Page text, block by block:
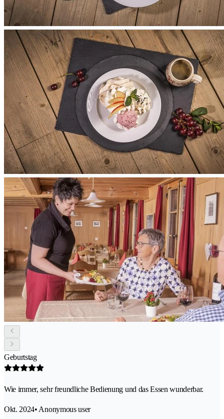
Geburtstag
Wie immer, sehr freundliche Bedienung und das Essen wunderbar.
Okt. 2024• Anonymous user